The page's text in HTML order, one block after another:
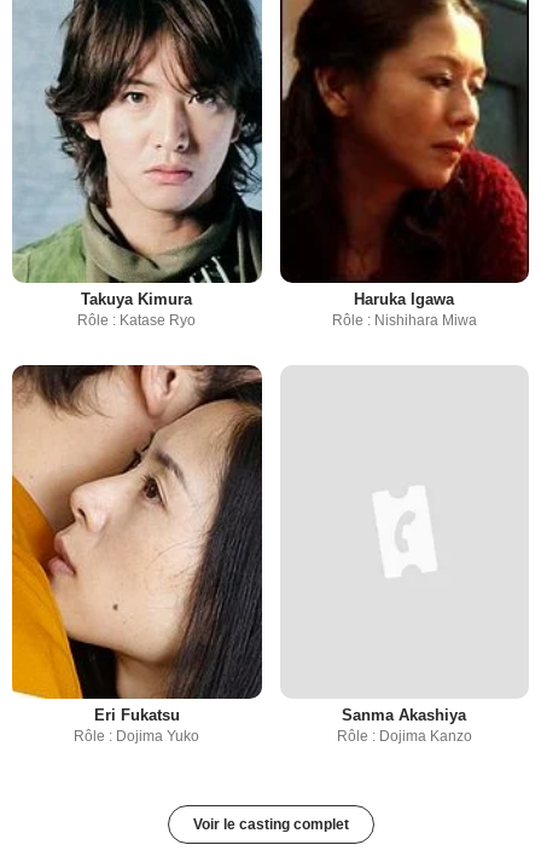
Takuya Kimura
Rôle : Katase Ryo
Haruka Igawa
Rôle : Nishihara Miwa
Eri Fukatsu
Rôle : Dojima Yuko
Sanma Akashiya
Rôle : Dojima Kanzo
Voir le casting complet